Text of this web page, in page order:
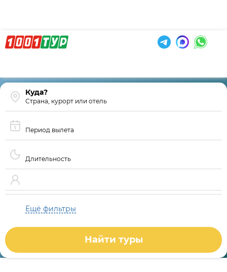
Страна, курорт или отель
Период вылета
Длительность
Ещё фильтры
Найти туры